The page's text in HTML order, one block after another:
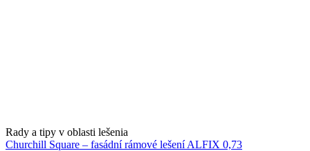
Rady a tipy v oblasti lešenia
Churchill Square – fasádní rámové lešení ALFIX 0,73